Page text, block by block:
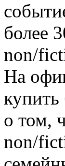
более
non/
На
купить
о том,
non/